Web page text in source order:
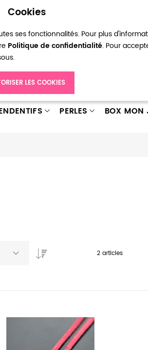
Cookies
ses fonctionnalités. Pour plus
Politique de confidentialité. Pour
LES COOKIES
Connexion Créer
PERLES BOX MON
2articles